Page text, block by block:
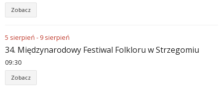
Zobacz
5 sierpień - 9 sierpień
34. Międzynarodowy Festiwal Folkloru w Strzegomiu
09:30
Zobacz